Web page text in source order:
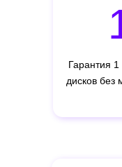
Гарантия
дисков без